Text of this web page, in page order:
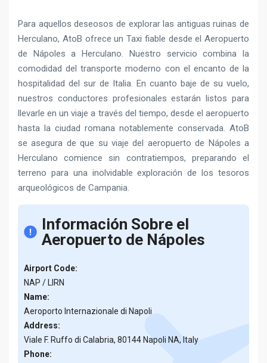
Para aquellos deseosos de explorar las antiguas ruinas de
Herculano, AtoB ofrece un Taxi fiable desde el Aeropuerto
de Nápoles a Herculano. Nuestro servicio combina la
comodidad del transporte moderno con el encanto de la
hospitalidad del sur de Italia. En cuanto baje de su vuelo,
nuestros conductores profesionales estarán listos para
llevarle en un viaje a través del tiempo, desde el aeropuerto
hasta la ciudad romana notablemente conservada. AtoB
se asegura de que su viaje del aeropuerto de Nápoles a
Herculano comience sin contratiempos, preparando el
terreno para una inolvidable exploración de los tesoros
arqueológicos de Campania.
Información Sobre el
Aeropuerto de Nápoles
Airport Code:
NAP / LIRN
Name:
Aeroporto Internazionale di Napoli
Address:
Viale F. Ruffo di Calabria, 80144 Napoli NA, Italy
Phone: